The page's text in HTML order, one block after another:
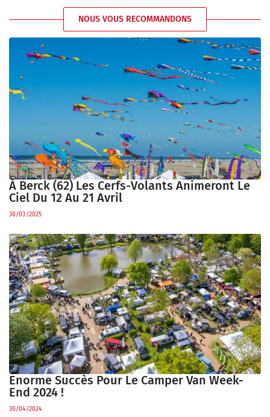
NOUS VOUS RECOMMANDONS
À Berck (62) Les Cerfs-Volants Animeront Le
Ciel Du 12 Au 21 Avril
30/03/2025
Enorme Succès Pour Le Camper Van Week-
End 2024 !
30/04/2024